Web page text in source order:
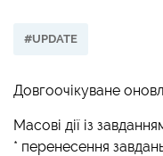
#UPDATE
Довгоочікуване
Масові дії із
* перенесення